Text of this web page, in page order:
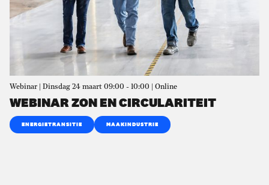
WEBINAR ZON EN CIRCULARITEIT
Webinar | Dinsdag 24 maart 09:00 - 10:00 | Online
ENERGIETRANSITIE MAAKINDUSTRIE